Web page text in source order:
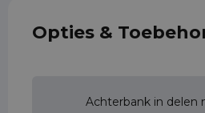
Opties &
Achterbank in delen